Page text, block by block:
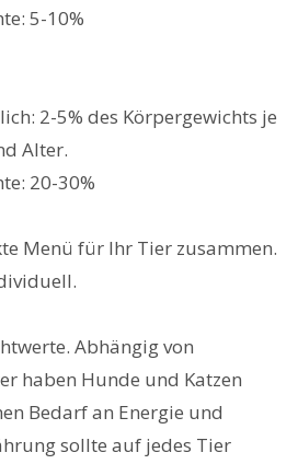
5-10%
2-5% des Körpergewichts je
Alter.
20-30%
Menü für Ihr Tier zusammen.
Abhängig von
haben Hunde und Katzen
Bedarf an Energie und
sollte auf jedes Tier